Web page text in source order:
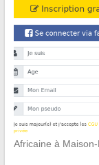
Africaine à